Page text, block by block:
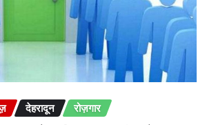
देहरादून रोज़गार